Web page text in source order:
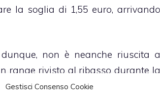
Gestisci Consenso Cookie
la soglia di 1,55 euro, arrivando
non è neanche riuscita a
range rivisto al ribasso durante la